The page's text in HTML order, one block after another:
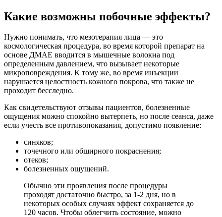
Какие возможны побочные эффекты?
Нужно понимать, что мезотерапия лица — это
космологическая процедура, во время которой препарат на
основе ДМАЕ вводится в мышечные волокна под
определенным давлением, что вызывает некоторые
микроповреждения. К тому же, во время инъекции
нарушается целостность кожного покрова, что также не
проходит бесследно.
Как свидетельствуют отзывы пациентов, болезненные
ощущения можно спокойно вытерпеть, но после сеанса, даже
если учесть все противопоказания, допустимо появление:
синяков;
точечного или обширного покраснения;
отеков;
болезненных ощущений.
Обычно эти проявления после процедуры
проходят достаточно быстро, за 1-2 дня, но в
некоторых особых случаях эффект сохраняется до
120 часов. Чтобы облегчить состояние, можно